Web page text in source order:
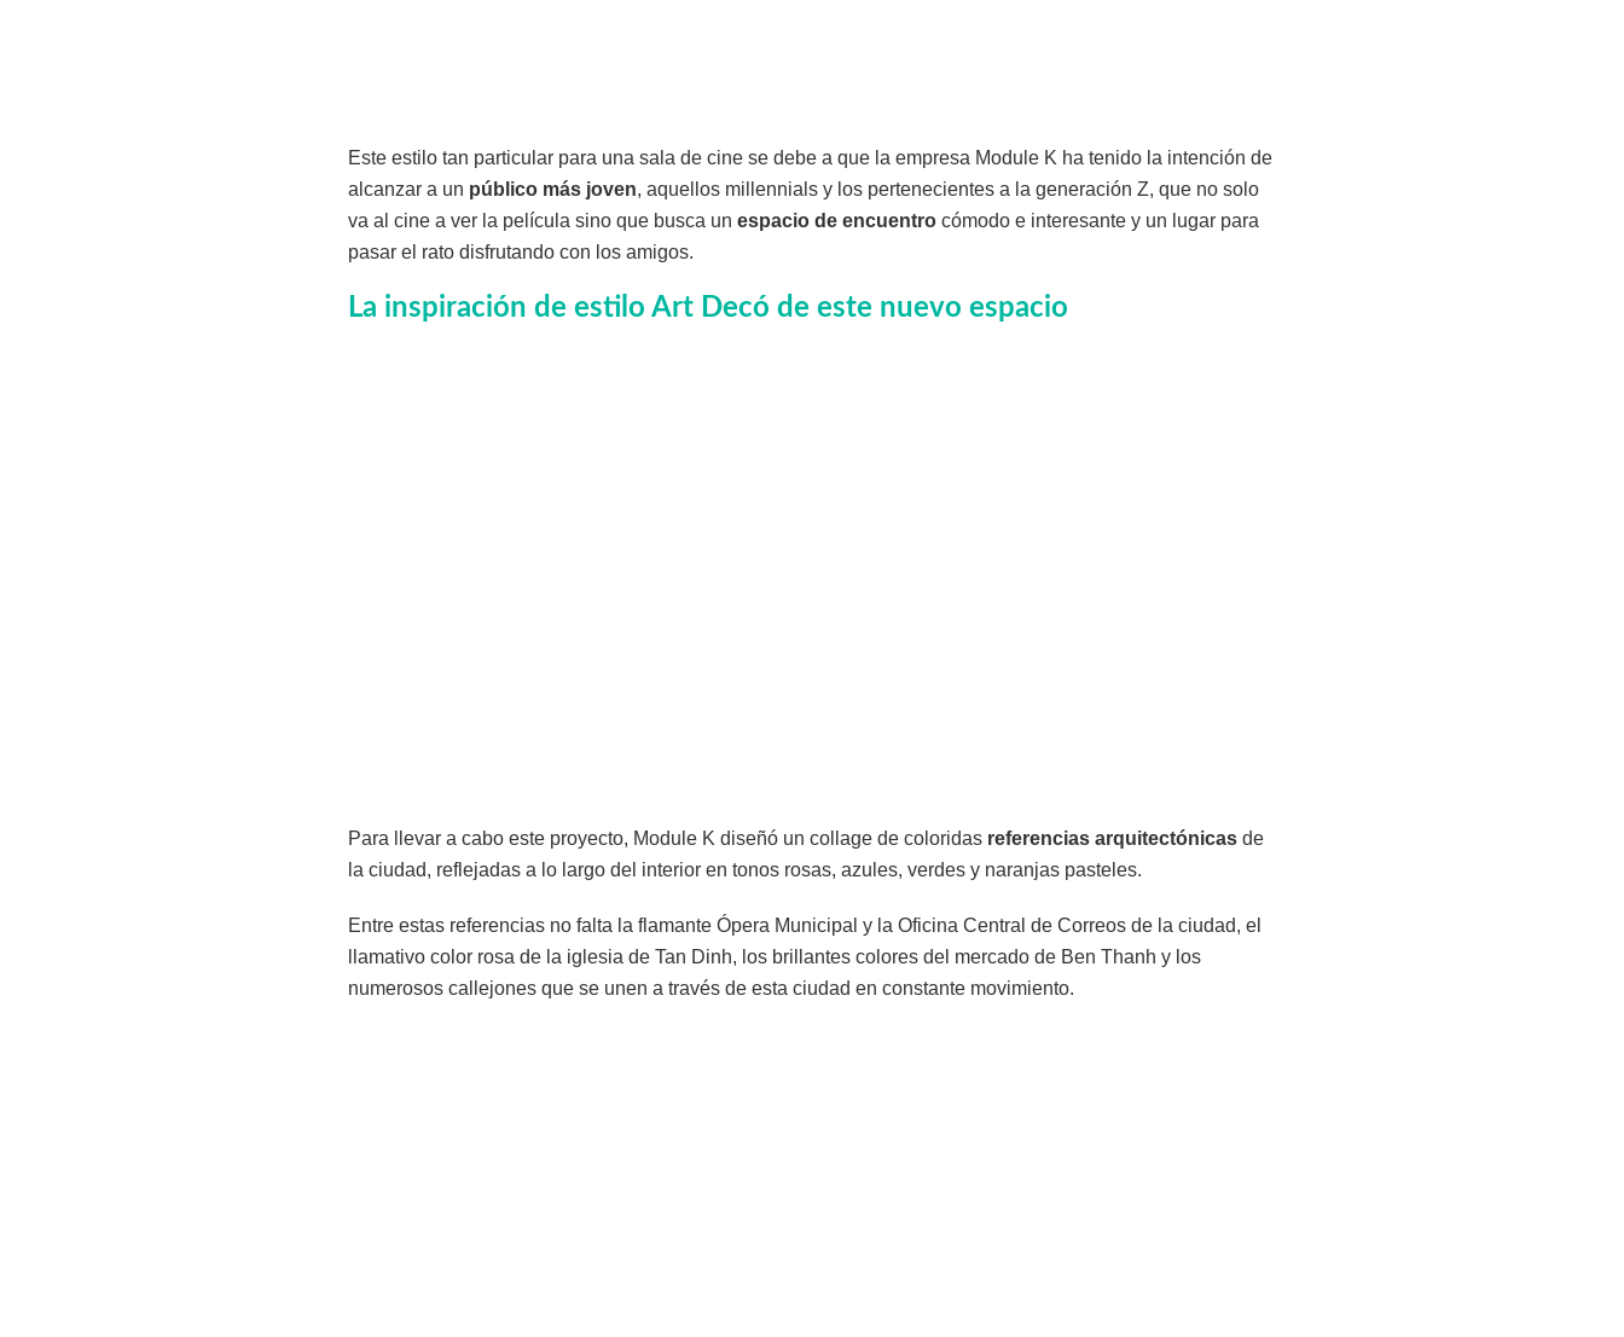
Este estilo tan particular para una sala de cine se debe a que la empresa Module K ha tenido la intención de
alcanzar a un público más joven, aquellos millennials y los pertenecientes a la generación Z, que no solo
va al cine a ver la película sino que busca un espacio de encuentro cómodo e interesante y un lugar para
pasar el rato disfrutando con los amigos.
La inspiración de estilo Art Decó de este nuevo espacio
Para llevar a cabo este proyecto, Module K diseñó un collage de coloridas referencias arquitectónicas de
la ciudad, reflejadas a lo largo del interior en tonos rosas, azules, verdes y naranjas pasteles.
Entre estas referencias no falta la flamante Ópera Municipal y la Oficina Central de Correos de la ciudad, el
llamativo color rosa de la iglesia de Tan Dinh, los brillantes colores del mercado de Ben Thanh y los
numerosos callejones que se unen a través de esta ciudad en constante movimiento.